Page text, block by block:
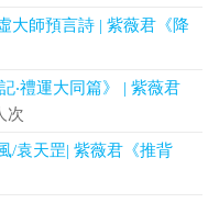
大師預言詩 | 紫薇君《降
‧禮運大同篇》 | 紫薇君
次
/袁天罡| 紫薇君《推背